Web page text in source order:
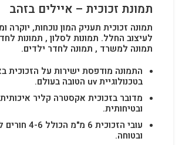
תמונת זכוכית – איילים בזהב
תמונה זכוכית תעניק המון נוכחות, יוקרה
לעיצוב החלל. תמונות לסלון , תמונות
תמונה למשרד , תמונה לחדר ילדים.
בטכנולוגיית uv הטובה בעולם.
מדובר בזכוכית אקסטרה קליר
ובטיחותית.
עובי הזכוכית
ובטוחה.